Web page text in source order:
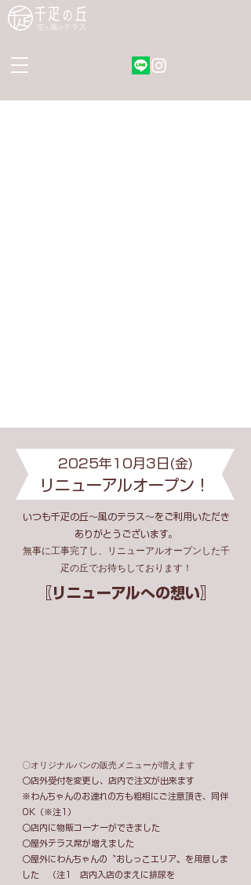
2025年10月3日(金)
リニューアルオープン！
いつも千疋の丘～風のテラス～をご利用いただき
ありがとうございます。
無事に工事完了し、リニューアルオープンした千
疋の丘でお待ちしております！
〖リニューアルへの想い〗
​〇オリジナルパンの販売メニューが増えます
○店外受付を変更し、店内で注文が出来ます​
※わんちゃんのお連れの方も粗相にご注意頂き、同伴
OK（※注1）
​○店内に物販コーナーができました
○屋外テラス席が増えました
○屋外にわんちゃんの〝おしっこエリア〟を用意しま
した （注1 店内入店のまえに排尿を